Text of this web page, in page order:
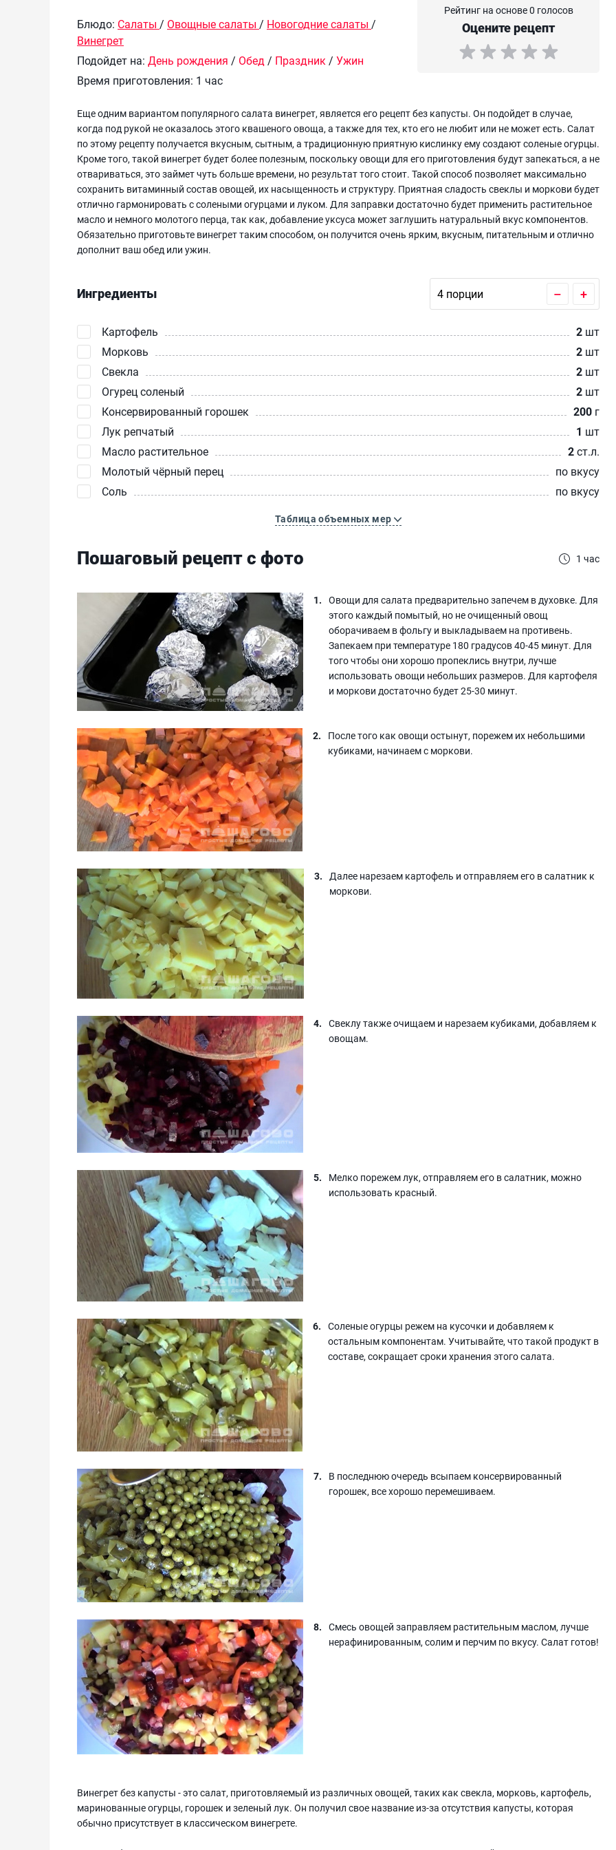
Блюдо: Салаты / Овощные салаты / Новогодние салаты /
Винегрет
Подойдет на: День рождения / Обед / Праздник / Ужин
Время приготовления: 1 час
Рейтинг на основе 0 голосов
Оцените рецепт
Еще одним вариантом популярного салата винегрет, является его рецепт без капусты. Он подойдет в случае,
когда под рукой не оказалось этого квашеного овоща, а также для тех, кто его не любит или не может есть. Салат
по этому рецепту получается вкусным, сытным, а традиционную приятную кислинку ему создают соленые огурцы.
Кроме того, такой винегрет будет более полезным, поскольку овощи для его приготовления будут запекаться, а не
отвариваться, это займет чуть больше времени, но результат того стоит. Такой способ позволяет максимально
сохранить витаминный состав овощей, их насыщенность и структуру. Приятная сладость свеклы и моркови будет
отлично гармонировать с солеными огурцами и луком. Для заправки достаточно будет применить растительное
масло и немного молотого перца, так как, добавление уксуса может заглушить натуральный вкус компонентов.
Обязательно приготовьте винегрет таким способом, он получится очень ярким, вкусным, питательным и отлично
дополнит ваш обед или ужин.
Ингредиенты – +
Картофель 2 шт
Морковь
2 шт
Свекла
2 шт
Огурец соленый
2 шт
Консервированный горошек
200 г
Лук репчатый
1 шт
Масло растительное
2ст.л.
Молотый чёрный перец
по вкусу
Соль
по вкусу
Таблица объемных мер
Пошаговый рецепт с фото 1 час
Овощи для салата предварительно запечем в духовке. Для
этого каждый помытый, но не очищенный овощ
оборачиваем в фольгу и выкладываем на противень.
Запекаем при температуре 180 градусов 40-45 минут. Для
того чтобы они хорошо пропеклись внутри, лучше
использовать овощи небольших размеров. Для картофеля
и моркови достаточно будет 25-30 минут.
После того как овощи остынут, порежем их небольшими
кубиками, начинаем с моркови.
Далее нарезаем картофель и отправляем его в салатник к
моркови.
Свеклу также очищаем и нарезаем кубиками, добавляем к
овощам.
Мелко порежем лук, отправляем его в салатник, можно
использовать красный.
Соленые огурцы режем на кусочки и добавляем к
остальным компонентам. Учитывайте, что такой продукт в
составе, сокращает сроки хранения этого салата.
В последнюю очередь всыпаем консервированный
горошек, все хорошо перемешиваем.
Смесь овощей заправляем растительным маслом, лучше
нерафинированным, солим и перчим по вкусу. Салат готов!
Винегрет без капусты - это салат, приготовляемый из различных овощей, таких как свекла, морковь, картофель,
маринованные огурцы, горошек и зеленый лук. Он получил свое название из-за отсутствия капусты, которая
обычно присутствует в классическом винегрете.